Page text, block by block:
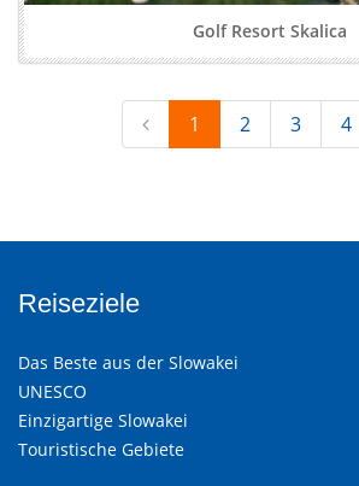
Golf Resort Skalica
1 2 3 4
Reiseziele
Das Beste aus der Slowakei
UNESCO
Einzigartige Slowakei
Touristische Gebiete